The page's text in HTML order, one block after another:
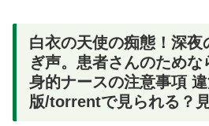
白衣の天使の痴態！深夜
ぎ声。患者さんのため
身的ナースの注意事項
版/torrentで見られる？